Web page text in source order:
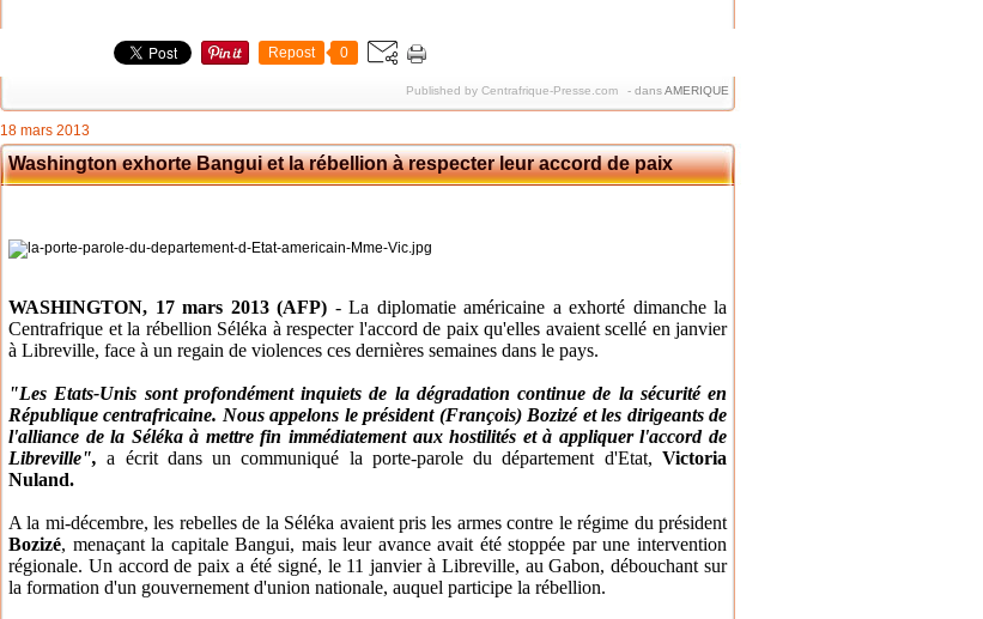
Repost 0
Published by Centrafrique-Presse.com - dansAMERIQUE
18 mars 2013
Washington exhorte Bangui et la rébellion à respecter leur accord de paix
WASHINGTON, 17 mars 2013 (AFP) - La diplomatie américaine a exhorté dimanche la
Centrafrique et la rébellion Séléka à respecter l'accord de paix qu'elles avaient scellé en janvier
à Libreville, face à un regain de violences ces dernières semaines dans le pays.
"Les Etats-Unis sont profondément inquiets de la dégradation continue de la sécurité en
République centrafricaine. Nous appelons le président (François) Bozizé et les dirigeants de
l'alliance de la Séléka à mettre fin immédiatement aux hostilités et à appliquer l'accord de
Libreville", a écrit dans un communiqué la porte-parole du département d'Etat, Victoria
Nuland.
A la mi-décembre, les rebelles de la Séléka avaient pris les armes contre le régime du président
Bozizé, menaçant la capitale Bangui, mais leur avance avait été stoppée par une intervention
régionale. Un accord de paix a été signé, le 11 janvier à Libreville, au Gabon, débouchant sur
la formation d'un gouvernement d'union nationale, auquel participe la rébellion.